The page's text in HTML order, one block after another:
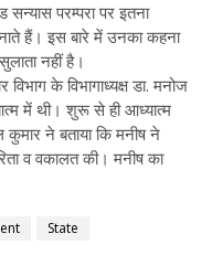
परम्परा पर इतना
हैं। इस बारे में उनका कहना
नहीं है।
के विभागाध्यक्ष डा. मनोज
में थी। शुरू से ही आध्यात्म
कुमार ने बताया कि मनीष ने
व वकालत की। मनीष का
State